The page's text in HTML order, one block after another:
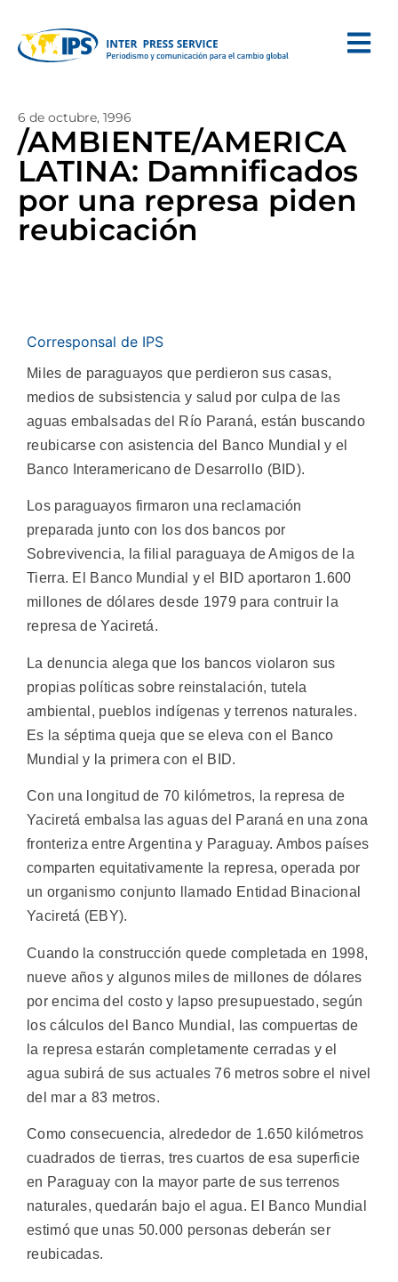
6 de octubre, 1996
/AMBIENTE/AMERICA
LATINA: Damnificados
por una represa piden
reubicación
Corresponsal de IPS
Miles de paraguayos que perdieron sus casas,
medios de subsistencia y salud por culpa de las
aguas embalsadas del Río Paraná, están buscando
reubicarse con asistencia del Banco Mundial y el
Banco Interamericano de Desarrollo (BID).
Los paraguayos firmaron una reclamación
preparada junto con los dos bancos por
Sobrevivencia, la filial paraguaya de Amigos de la
Tierra. El Banco Mundial y el BID aportaron 1.600
millones de dólares desde 1979 para contruir la
represa de Yaciretá.
La denuncia alega que los bancos violaron sus
propias políticas sobre reinstalación, tutela
ambiental, pueblos indígenas y terrenos naturales.
Es la séptima queja que se eleva con el Banco
Mundial y la primera con el BID.
Con una longitud de 70 kilómetros, la represa de
Yaciretá embalsa las aguas del Paraná en una zona
fronteriza entre Argentina y Paraguay. Ambos países
comparten equitativamente la represa, operada por
un organismo conjunto llamado Entidad Binacional
Yaciretá (EBY).
Cuando la construcción quede completada en 1998,
nueve años y algunos miles de millones de dólares
por encima del costo y lapso presupuestado, según
los cálculos del Banco Mundial, las compuertas de
la represa estarán completamente cerradas y el
agua subirá de sus actuales 76 metros sobre el nivel
del mar a 83 metros.
Como consecuencia, alrededor de 1.650 kilómetros
cuadrados de tierras, tres cuartos de esa superficie
en Paraguay con la mayor parte de sus terrenos
naturales, quedarán bajo el agua. El Banco Mundial
estimó que unas 50.000 personas deberán ser
reubicadas.